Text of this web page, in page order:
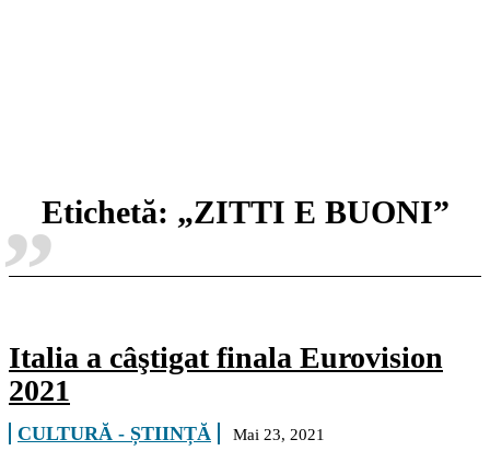
Etichetă: „ZITTI E BUONI”
„
Italia a câştigat finala Eurovision
2021
CULTURĂ - ȘTIINȚĂ Mai 23, 2021